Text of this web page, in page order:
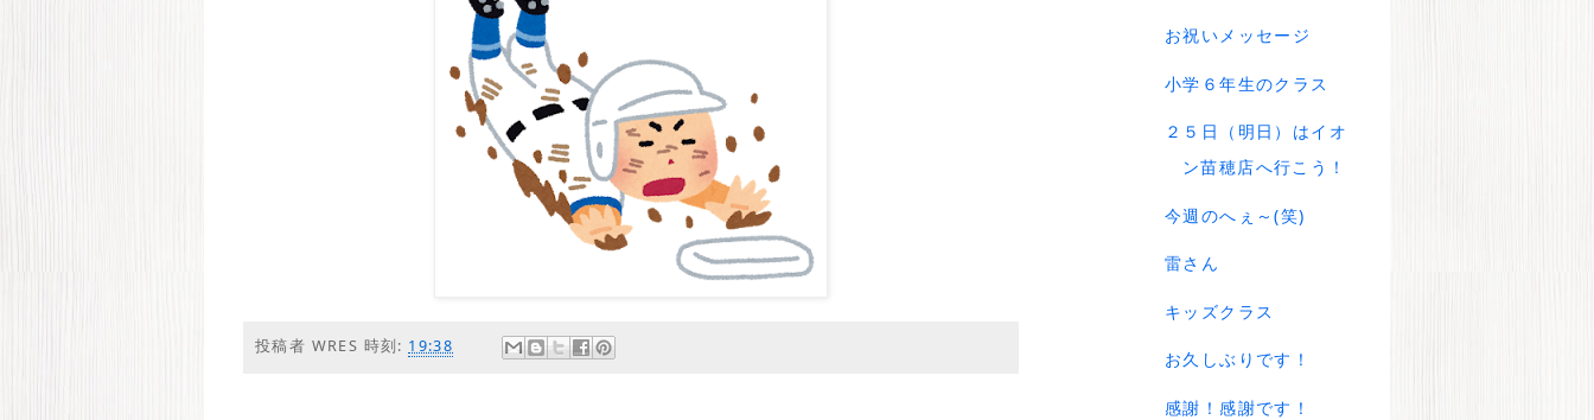
投稿者 WRES 時刻: 19:38
お祝いメッセージ
小学６年生のクラス
２５日（明日）はイオ
ン苗穂店へ行こう！
今週のへぇ～(笑)
雷さん
キッズクラス
お久しぶりです！
感謝！感謝です！